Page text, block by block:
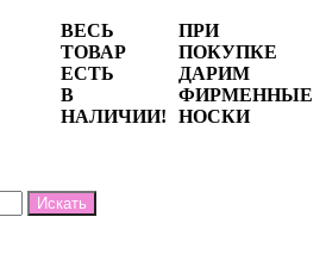
ВЕСЬ
ТОВАР
ЕСТЬ
В
НАЛИЧИИ!
ПРИ
ПОКУПКЕ
ДАРИМ
ФИРМЕННЫЕ
НОСКИ